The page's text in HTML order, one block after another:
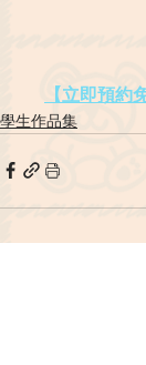
【立即預約
學生作品集